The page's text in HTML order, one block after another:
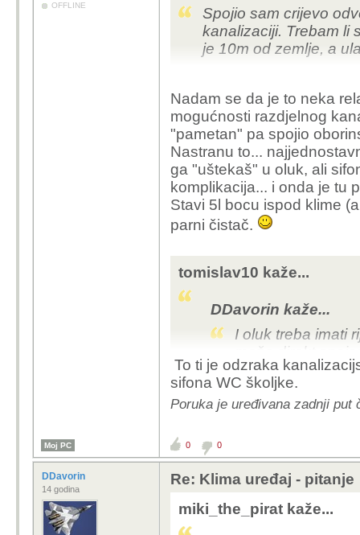
OFFLINE
Spojio sam crijevo
kanalizaciji. Trebam li
je 10m od zemlje, a
Nadam se da je to neka
mogućnosti razdjelnog
"pametan" pa spojio
Nastranu to...
ga "uštekaš" u oluk, ali
komplikacija... i onda je tu
Stavi 5l bocu ispod klime
parni čistač.
tomislav10 kaže...
DDavorin kaže...
I oluk treba imati
može direkt
To ne znam,na vrhu
To ti je odzraka
sifona WC školjke.
Poruka je uređivana zadnji put
Moj PC 0 0
DDavorin
14 godina
Re: Klima uređaj - pitanje
miki_the_pirat kaže...